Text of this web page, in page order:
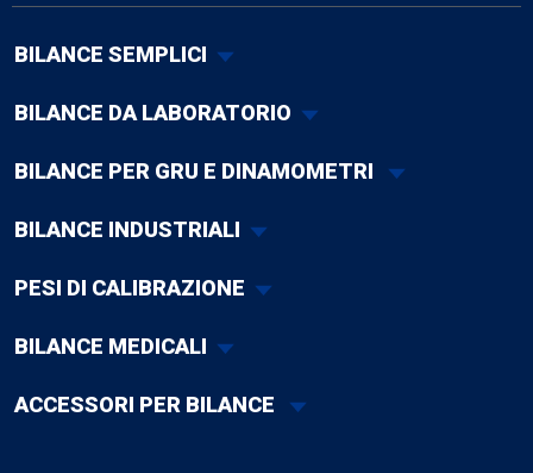
BILANCE SEMPLICI
BILANCE DA LABORATORIO
BILANCE PER GRU E DINAMOMETRI
BILANCE INDUSTRIALI
PESI DI CALIBRAZIONE
BILANCE MEDICALI
ACCESSORI PER BILANCE